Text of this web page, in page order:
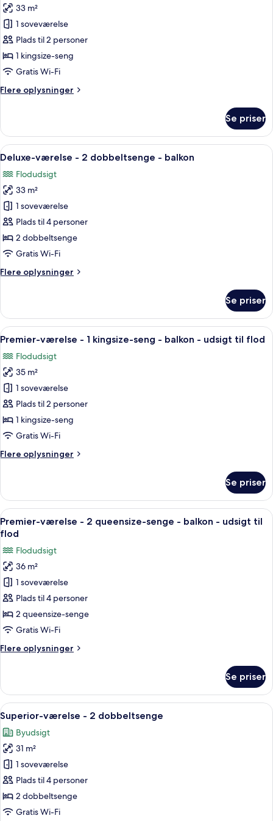
til
have
af
Deluxe-
værelse
-
1
seng
33 m²
1 soveværelse
Plads til 2 personer
1 kingsize-seng
Gratis Wi-Fi
Flere oplysninger
Flere
værelse
1
seng
balkon
Se priser
Indlæs
alle
billeder
af
Deluxe-
værelse
-
2
-
Et hotelværelse med to senge, et
5
Deluxe-værelse - 2 dobbeltsenge - balkon
Flodudsigt
33 m²
1 soveværelse
Plads til 4 personer
2 dobbeltsenge
Gratis Wi-Fi
Flere oplysninger
Flere
værelse
2
-
balkon
Se priser
Indlæs
alle
billeder
af
Premier-
værelse
-
1
seng
-
udsigt
til
Et hotelværelse med en stor seng,
6
Premier-værelse - 1 kingsize-seng - balkon - udsigt til flod
Flodudsigt
35 m²
1 soveværelse
Plads til 2 personer
1 kingsize-seng
Gratis Wi-Fi
Flere oplysninger
Flere
værelse
1
kingsize-
-
balkon
udsigt
til
Se priser
Indlæs
alle
af
Premier-
værelse
-
2
queensize-
-
udsigt
til
flod
Premium-sengetøj, dundyner, senge
6
Premier-værelse - 2 queensize-senge - balkon - udsigt til
flod
Flodudsigt
36 m²
1 soveværelse
Plads til 4 personer
2 queensize-senge
Gratis Wi-Fi
Flere oplysninger
Flere
værelse
2
queensize-
senge
balkon
udsigt
til
flod
Se priser
Indlæs
alle
billeder
af
Superior-
værelse
-
2
Et hotelværelse med skrivebord, to
5
Superior-værelse - 2 dobbeltsenge
Byudsigt
31 m²
1 soveværelse
Plads til 4 personer
2 dobbeltsenge
Gratis Wi-Fi